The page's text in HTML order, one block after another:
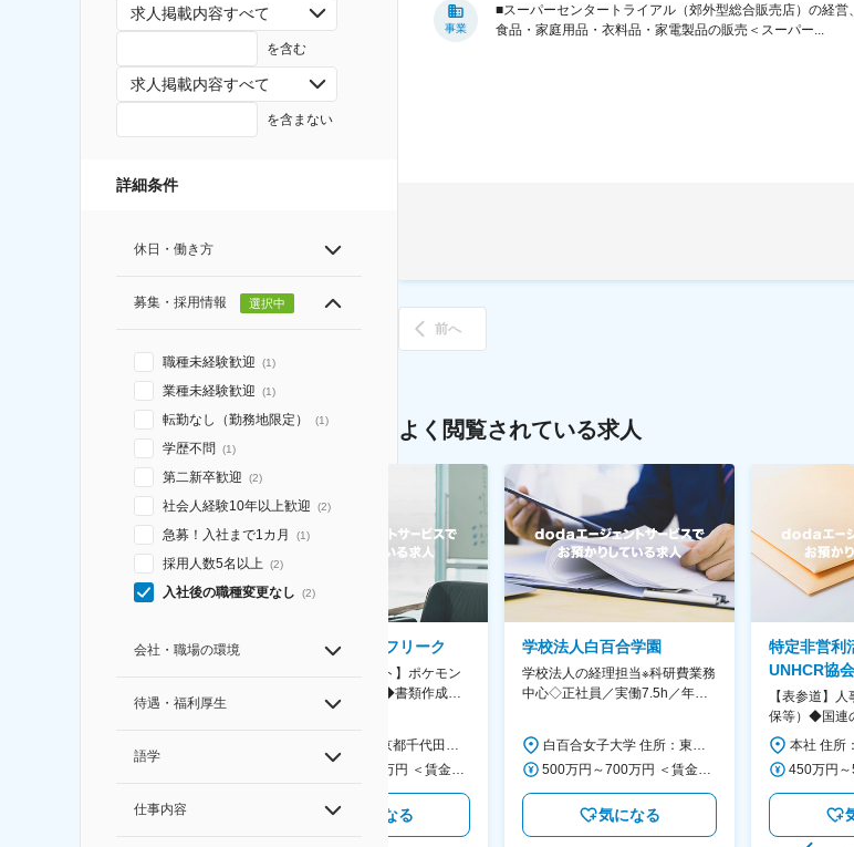
求人掲載内容すべて
を含む
求人掲載内容すべて
を含まない
詳細条件
休日・働き方
募集・採用情報 選択中
職種未経験歓迎 (1)
業種未経験歓迎 (1)
転勤なし（勤務地限定） (1)
学歴不問 (1)
第二新卒歓迎 (2)
社会人経験10年以上歓迎 (2)
急募！入社まで1カ月 (1)
採用人数5名以上 (2)
入社後の職種変更なし (2)
会社・職場の環境
待遇・福利厚生
語学
仕事内容
事業
■スーパーセンタートライアル（郊外型総合販売店）の経営
食品・家庭用品・衣料品・家電製品の販売＜スーパー...
前へ
よく閲覧されている求人
やDXに向けたシステム利用等～
気になる
株式会社ゲームフリーク
【庶務アシスタント】ポケモン
シリーズ開発企業◆書類作成・
データ入力など◆年休126日・
気になる
学校法人白百合学園
学校法人の経理担当※科研費業務
中心◇正社員／実働7.5h／年休
気になる
特定非営利
UNHCR協会
【表参道】
保等）◆国連
活動を支える
◆正職員登用